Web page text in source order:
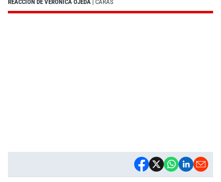
REACCIÓN DE VERÓNICA OJEDA | CARAS